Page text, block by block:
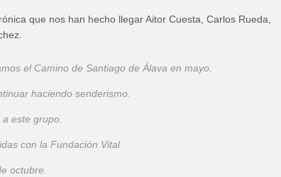
que nos han hecho llegar Aitor Cuesta, Carlos Rueda,
el Camino de Santiago de Álava en mayo.
haciendo senderismo.
este grupo.
con la Fundación Vital
octubre.